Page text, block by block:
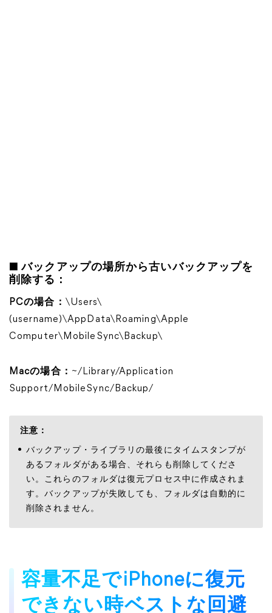
■バックアップの場所から古いバックアップを
削除する：
PCの場合： \Users\
(username)\AppData\Roaming\Apple
Computer\MobileSync\Backup\
Macの場合： ~/Library/Application
Support/MobileSync/Backup/
注意：
バックアップ・ライブラリの最後にタイムスタンプが
あるフォルダがある場合、それらも削除してくださ
い。これらのフォルダは復元プロセス中に作成されま
す。バックアップが失敗しても、フォルダは自動的に
削除されません。
容量不足でiPhoneに復元
できない時ベストな回避